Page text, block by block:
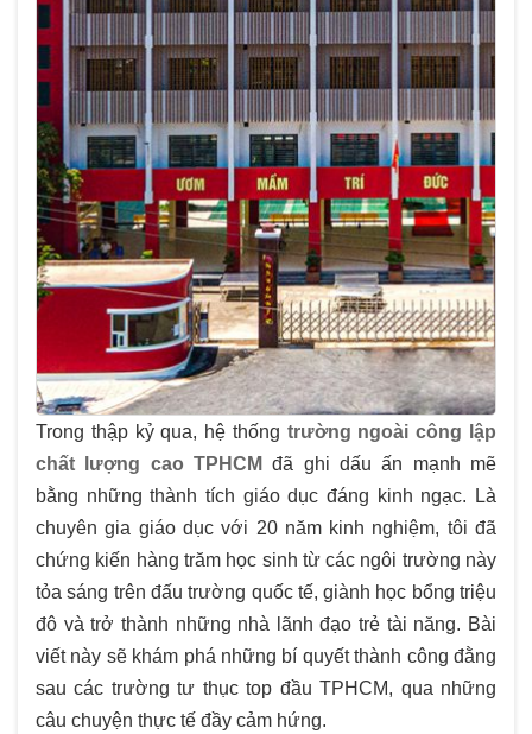
Trong thập kỷ qua, hệ thống trường ngoài công lập
chất lượng cao TPHCM đã ghi dấu ấn mạnh mẽ
bằng những thành tích giáo dục đáng kinh ngạc. Là
chuyên gia giáo dục với 20 năm kinh nghiệm, tôi đã
chứng kiến hàng trăm học sinh từ các ngôi trường này
tỏa sáng trên đấu trường quốc tế, giành học bổng triệu
đô và trở thành những nhà lãnh đạo trẻ tài năng. Bài
viết này sẽ khám phá những bí quyết thành công đằng
sau các trường tư thục top đầu TPHCM, qua những
câu chuyện thực tế đầy cảm hứng.